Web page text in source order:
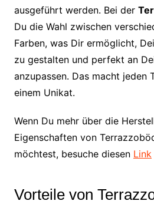
ausgeführt werden. Bei der
Du die Wahl zwischen
Farben, was Dir ermöglicht,
zu gestalten und perfekt an
anzupassen. Das macht jeden
einem Unikat.
Wenn Du mehr über die
Eigenschaften von
möchtest, besuche diesen Link
Vorteile von